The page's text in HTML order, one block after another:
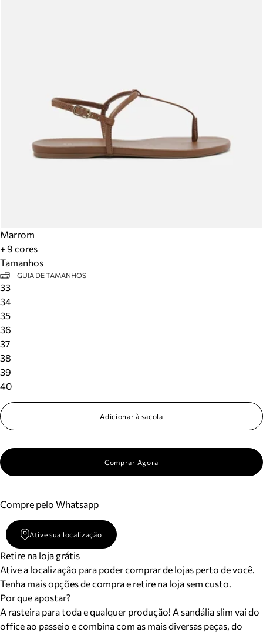
Marrom
+ 9 cores
Tamanhos
GUIA DE TAMANHOS
33
34
35
36
37
38
39
40
Adicionar à sacola
Comprar Agora
Compre pelo Whatsapp
Ative sua localização
Retire na loja grátis
Ative a localização para poder comprar de lojas perto de você.
Tenha mais opções de compra e retire na loja sem custo.
Por que apostar?
A rasteira para toda e qualquer produção! A sandália slim vai do
office ao passeio e combina com as mais diversas peças, do